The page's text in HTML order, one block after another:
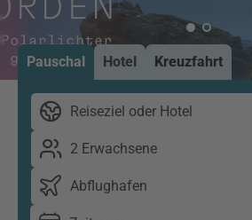
Pauschal Hotel Kreuzfahrt
Reiseziel oder Hotel
2 Erwachsene
Abflughafen